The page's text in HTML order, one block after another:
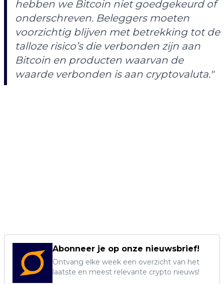
hebben we Bitcoin niet goedgekeurd of
onderschreven. Beleggers moeten
voorzichtig blijven met betrekking tot de
talloze risico’s die verbonden zijn aan
Bitcoin en producten waarvan de
waarde verbonden is aan cryptovaluta."
Abonneer je op onze nieuwsbrief!
Ontvang elke week een overzicht van het
laatste en meest relevante crypto nieuws!